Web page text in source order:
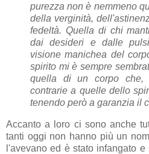
purezza non è nemmeno
della verginità,
fedeltà. Quella di chi
dai desideri e dalle
visione manichea del
spirito mi è sempre
quella di un corpo che,
contrarie a quelle dello
tenendo però a garanzia il
Accanto a loro ci sono anche
tanti oggi non hanno più un
l'avevano ed è stato infangato